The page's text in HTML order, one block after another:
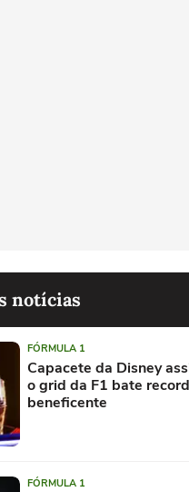
notícias
FÓRMULA 1
Capacete da Disney
o grid da F1 bate
beneficente
FÓRMULA 1